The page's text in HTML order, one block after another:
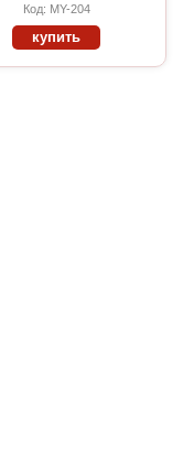
Код: MY-204
купить